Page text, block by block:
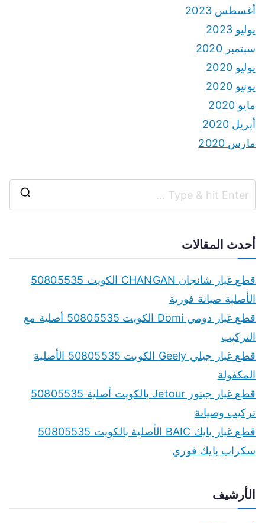
أغسطس 2023
يوليو 2023
سبتمبر 2020
يوليو 2020
يونيو 2020
مايو 2020
أبريل 2020
مارس 2020
r
أحدث المقالات
قطع غيار شانجان CHANGAN الكويت 50805535
الأصلية صيانة فورية
قطع غيار دومي Domi الكويت 50805535 أصلية مع
التركيب
قطع غيار جيلي Geely الكويت 50805535 الأصلية
المكفولة
قطع غيار جيتور Jetour بالكويت أصلية 50805535
تركيب وصيانة
قطع غيار بايك BAIC الأصلية بالكويت 50805535
سكراب بايك فوري
الأرشيف